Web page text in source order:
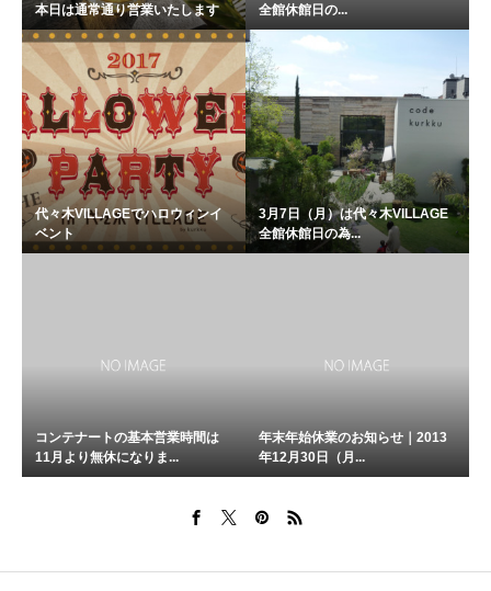
本日は通常通り営業いたします
全館休館日の...
代々木VILLAGEでハロウィンイ
ベント
3月7日（月）は代々木VILLAGE
全館休館日の為...
コンテナートの基本営業時間は
11月より無休になりま...
年末年始休業のお知らせ｜2013
年12月30日（月...